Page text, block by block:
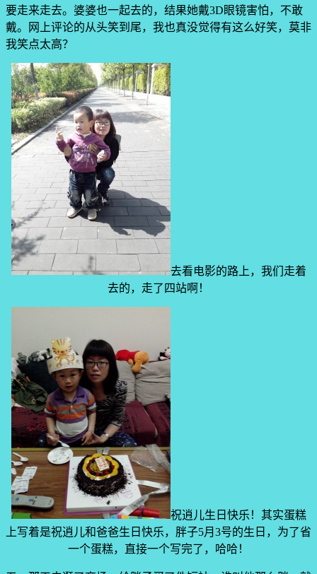
要走来走去。婆婆也一起去的，结果她戴3D眼镜害怕，不敢
戴。网上评论的从头笑到尾，我也真没觉得有这么好笑，莫非
我笑点太高？
去看电影的路上，我们走着
去的，走了四站啊！
祝逍儿生日快乐！其实蛋糕
上写着是祝逍儿和爸爸生日快乐，胖子5月3号的生日，为了省
一个蛋糕，直接一个写完了，哈哈！